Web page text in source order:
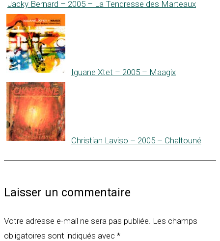
Jacky Bernard – 2005 – La Tendresse des Marteaux
Iguane Xtet – 2005 – Maagix
Christian Laviso – 2005 – Chaltouné
Laisser un commentaire
Votre adresse e-mail ne sera pas publiée. Les champs
obligatoires sont indiqués avec *